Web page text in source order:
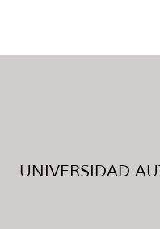
UNIVERSIDAD